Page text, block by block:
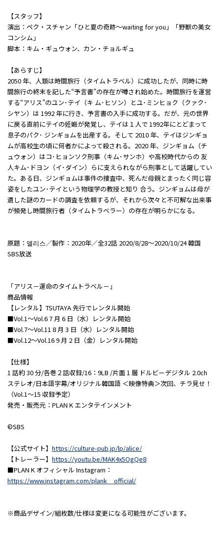
【スタッフ】
演出：ペク・スチャン「ひと夏の奇跡～waiting for you」「野獣の美女
コンシム」
脚本：キム・ギュウォン、カン・チョルギュ
【あらすじ】
2050 年、人類は時間旅行（タイムトラベル）に成功したが、同時に時
間旅行の終末を記した“予言書”の存在が噂され始めた。時間旅行を運営
する“アリス”のユン･テイ（キ ム･ヒソン）とユ･ミンヒョク（クァク･
シヤン）は 1992 年に行き、予言書の入手に成功する。だが、元の世界
に戻る直前にテイの妊娠が発覚し、テイは１人で 1992年にとどまって
息子のパク･ ジンギョムを出産する。そして 2010 年、テイはジンギョ
ムが高校生の頃に何者かによって殺される。2020 年、ジンギョム（チ
ュウォン）はコ･ヒョンソク刑事（キム･サンホ）や高校時代からの 友
人キム･ドヨン（イ･ダイン）らに支えられながら刑事として活躍してい
た。ある日、ジンギョムは事件の捜査中、死んだ母親とまったく同じ容
姿をしたユン･テイという物理学の教授と知り 合う。ジンギョムは母が
遺した謎のカードの調査を依頼するが、それから次々と不可解な出来事
が頻発し時間旅行者（タイムトラベラー）の存在が明らかになる。
原題：앨리스／製作：2020年／全32話 2020/8/28～2020/10/24 韓国
SBS放送
「アリス－運命のタイムトラベル－」
商品情報
【レンタル】TSUTAYA 先行でレンタル開始
■Vol.1～Vol.6 7 月 6 日（水）レンタル開始
■Vol.7～Vol.11 8 月 3 日（水）レンタル開始
■Vol.12～Vol.16 9 月 2 日（金）レンタル開始
【仕様】
1 話約 30 分/各巻２話収録/16：9LB /片面 1 層 ドルビーデジタル 2.0ch
ステレオ/日本語字幕/オリジナル韓国語 ＜映像特典＞次回、チラ見せ！
（Vol.1～15 収録予定）
発売・販売元：PLAN K エンタテインメント
©SBS
【公式サイト】 https://culture-pub.jp/lp/alice/
【トレーラー】 https://youtu.be/MAK4x5OgQe8
■PLAN K オフィシャル Instagram：
https://www.instagram.com/plank__official/
※商品デザイン/組枚数/仕様は変更になる可能性がございます。